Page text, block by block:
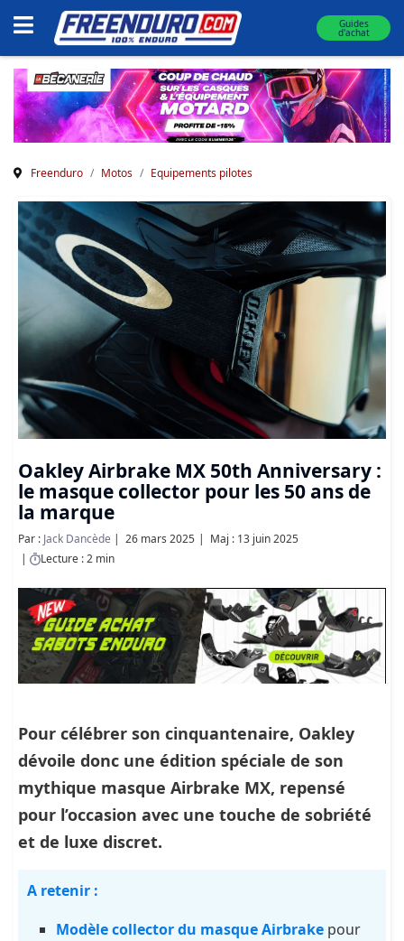
Guides
d'achat
Freenduro Motos Equipements pilotes
Oakley Airbrake MX 50th Anniversary :
le masque collector pour les 50 ans de
la marque
Par : Jack Dancède 26 mars 2025
Maj : 13 juin 2025
Lecture : 2 min
Pour célébrer son cinquantenaire, Oakley
dévoile donc une édition spéciale de son
mythique masque Airbrake MX, repensé
pour l’occasion avec une touche de sobriété
et de luxe discret.
A retenir :
Modèle collector du masque Airbrake pour